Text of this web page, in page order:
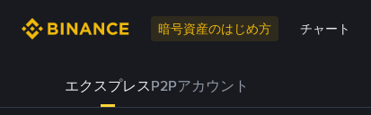
暗号資産のはじめ方 チャート
エクスプレスP2Pアカウント